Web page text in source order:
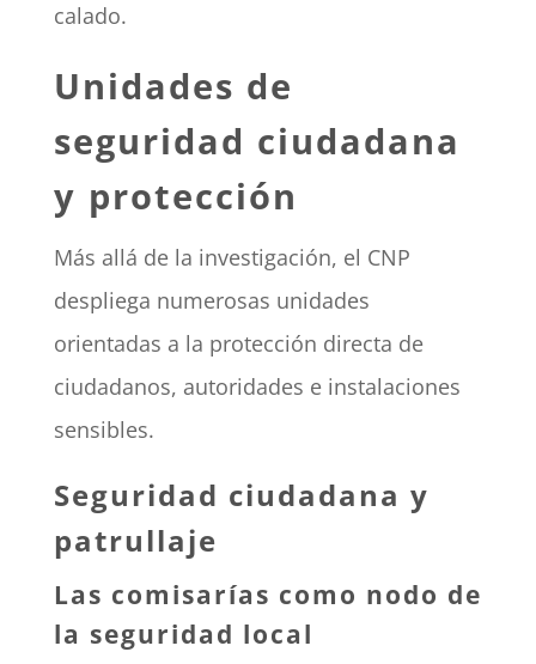
calado.
Unidades de
seguridad ciudadana
y protección
Más allá de la investigación, el CNP
despliega numerosas unidades
orientadas a la protección directa de
ciudadanos, autoridades e instalaciones
sensibles.
Seguridad ciudadana y
patrullaje
Las comisarías como nodo de
la seguridad local